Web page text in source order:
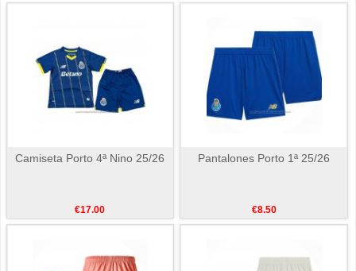
Camiseta Porto 4ª Nino 25/26
€17.00
Pantalones Porto 1ª 25/26
€8.50